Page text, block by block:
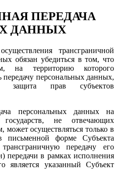
ПЕРЕДАЧА
ДАННЫХ
трансграничной
обязан убедиться в том, что
на территорию которого
передачу персональных данных,
защита прав субъектов
персональных данных на
государств, не отвечающих
осуществляться только в
письменной форме Субъекта
передачу его
передачи в рамках исполнения
является указанный Субъект